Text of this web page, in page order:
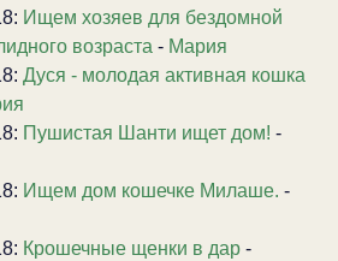
Ищем хозяев для бездомной
возраста - Мария
Дуся - молодая активная кошка
Пушистая Шанти ищет дом! -
Ищем дом кошечке Милаше. -
Крошечные щенки в дар -